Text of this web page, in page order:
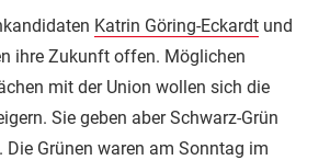
Katrin Göring-Eckardt und
ihre Zukunft offen. Möglichen
mit der Union wollen sich die
Sie geben aber Schwarz-Grün
Die Grünen waren am Sonntag im